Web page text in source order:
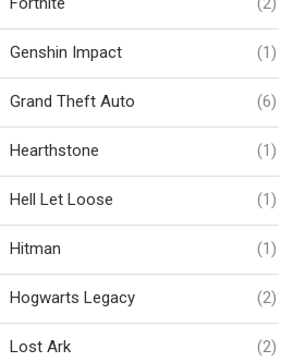
Genshin Impact (1)
Grand Theft Auto (6)
Hearthstone (1)
Hell Let Loose (1)
Hitman (1)
Hogwarts Legacy (2)
Lost Ark (2)